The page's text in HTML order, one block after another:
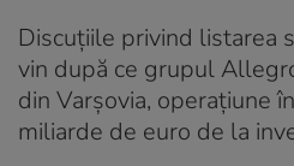
Discuțiile privind listarea
vin după ce grupul
din Varșovia, operațiune
miliarde de euro de la